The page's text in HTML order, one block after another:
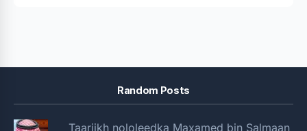
Random Posts
Taariikh nololeedka Maxamed bin Salmaan